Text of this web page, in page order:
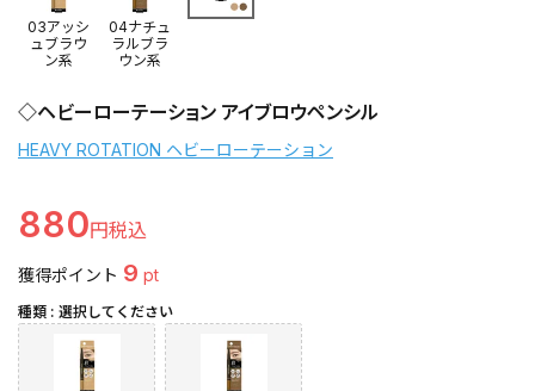
03アッシ
ュブラウ
ン系
04ナチュ
ラルブラ
ウン系
◇ヘビーローテーション アイブロウペンシル
HEAVY ROTATION ヘビーローテーション
880
獲得ポイント 9 pt
種類 選択してください